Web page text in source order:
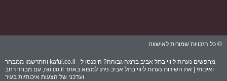
הזכויות שמורות לאישווה
מחפשים נערות ליווי בתל אביב ברמה גבוהה? היכנסו ל - kaful.co.ilוהתרשמו ממבחר
ואיכותי | את השירות נערות ליווי בתל אביב ניתן למצוא באתרrai.co.il, עם מבחר רחב
ועדכני של הצעות איכותיות בעיר